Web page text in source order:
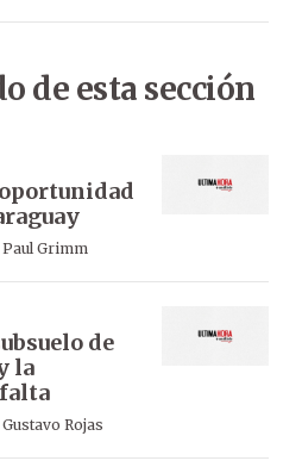
de esta sección
Paul Grimm
de
la
Gustavo Rojas